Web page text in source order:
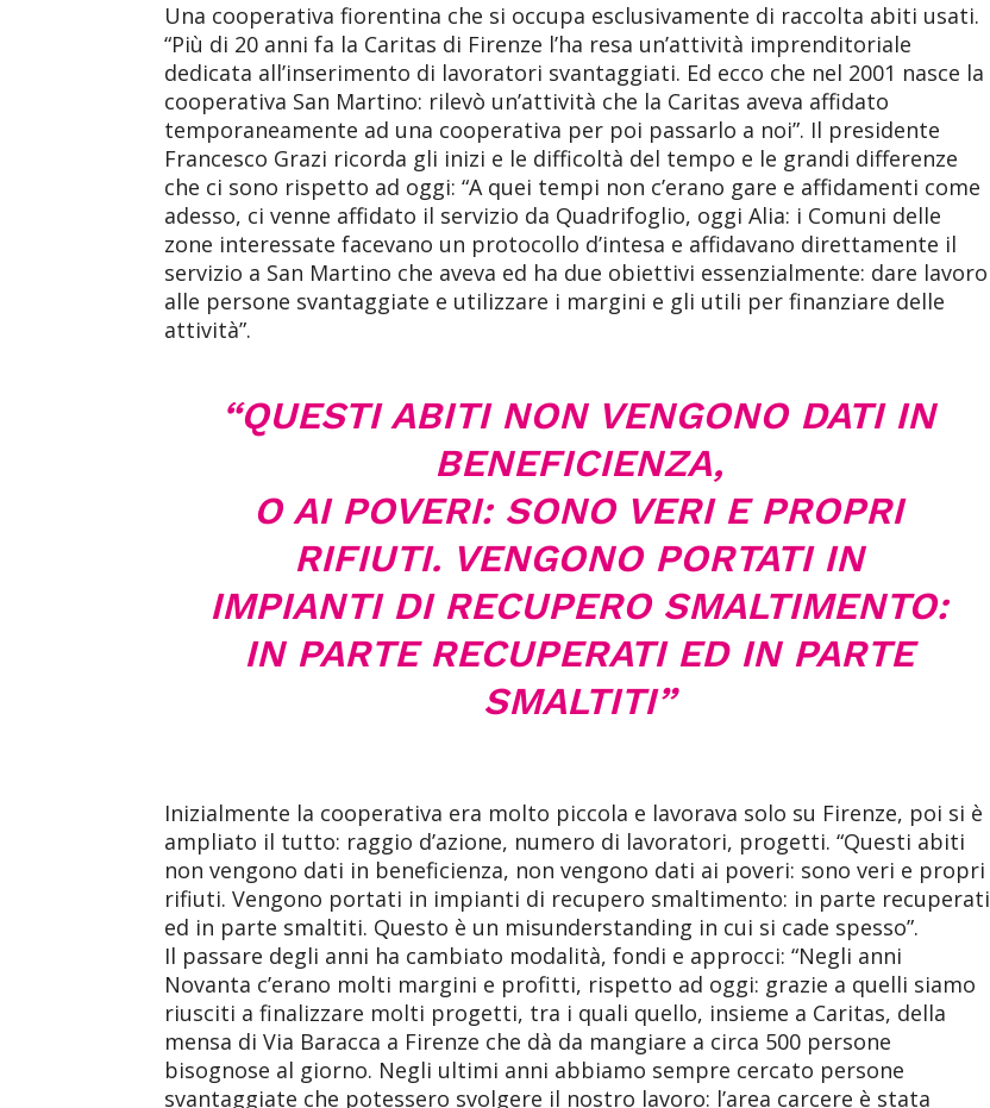
Una cooperativa fiorentina che si occupa esclusivamente di raccolta abiti usati.
“Più di 20 anni fa la Caritas di Firenze l’ha resa un’attività imprenditoriale
dedicata all’inserimento di lavoratori svantaggiati. Ed ecco che nel 2001 nasce la
cooperativa San Martino: rilevò un’attività che la Caritas aveva affidato
temporaneamente ad una cooperativa per poi passarlo a noi”. Il presidente
Francesco Grazi ricorda gli inizi e le difficoltà del tempo e le grandi differenze
che ci sono rispetto ad oggi: “A quei tempi non c’erano gare e affidamenti come
adesso, ci venne affidato il servizio da Quadrifoglio, oggi Alia: i Comuni delle
zone interessate facevano un protocollo d’intesa e affidavano direttamente il
servizio a San Martino che aveva ed ha due obiettivi essenzialmente: dare lavoro
alle persone svantaggiate e utilizzare i margini e gli utili per finanziare delle
attività”.
“QUESTI ABITI NON VENGONO DATI IN
BENEFICIENZA,
O AI POVERI: SONO VERI E PROPRI
RIFIUTI. VENGONO PORTATI IN
IMPIANTI DI RECUPERO SMALTIMENTO:
IN PARTE RECUPERATI ED IN PARTE
SMALTITI”
Inizialmente la cooperativa era molto piccola e lavorava solo su Firenze, poi si è
ampliato il tutto: raggio d’azione, numero di lavoratori, progetti. “Questi abiti
non vengono dati in beneficienza, non vengono dati ai poveri: sono veri e propri
rifiuti. Vengono portati in impianti di recupero smaltimento: in parte recuperati
ed in parte smaltiti. Questo è un misunderstanding in cui si cade spesso”.
Il passare degli anni ha cambiato modalità, fondi e approcci: “Negli anni
Novanta c’erano molti margini e profitti, rispetto ad oggi: grazie a quelli siamo
riusciti a finalizzare molti progetti, tra i quali quello, insieme a Caritas, della
mensa di Via Baracca a Firenze che dà da mangiare a circa 500 persone
bisognose al giorno. Negli ultimi anni abbiamo sempre cercato persone
svantaggiate che potessero svolgere il nostro lavoro: l’area carcere è stata